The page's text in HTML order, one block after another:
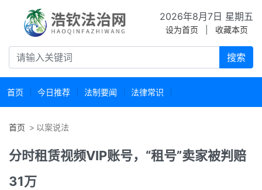
2026年8月7日 星期五
设为首页 收藏本页
搜索
首页 今日推荐 法制要闻 法律常识
首页 以案说法
分时租赁视频VIP账号，“租号”卖家被判赔
31万